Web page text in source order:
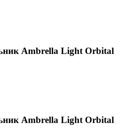
Ambrella Light Orbital
Ambrella Light Orbital